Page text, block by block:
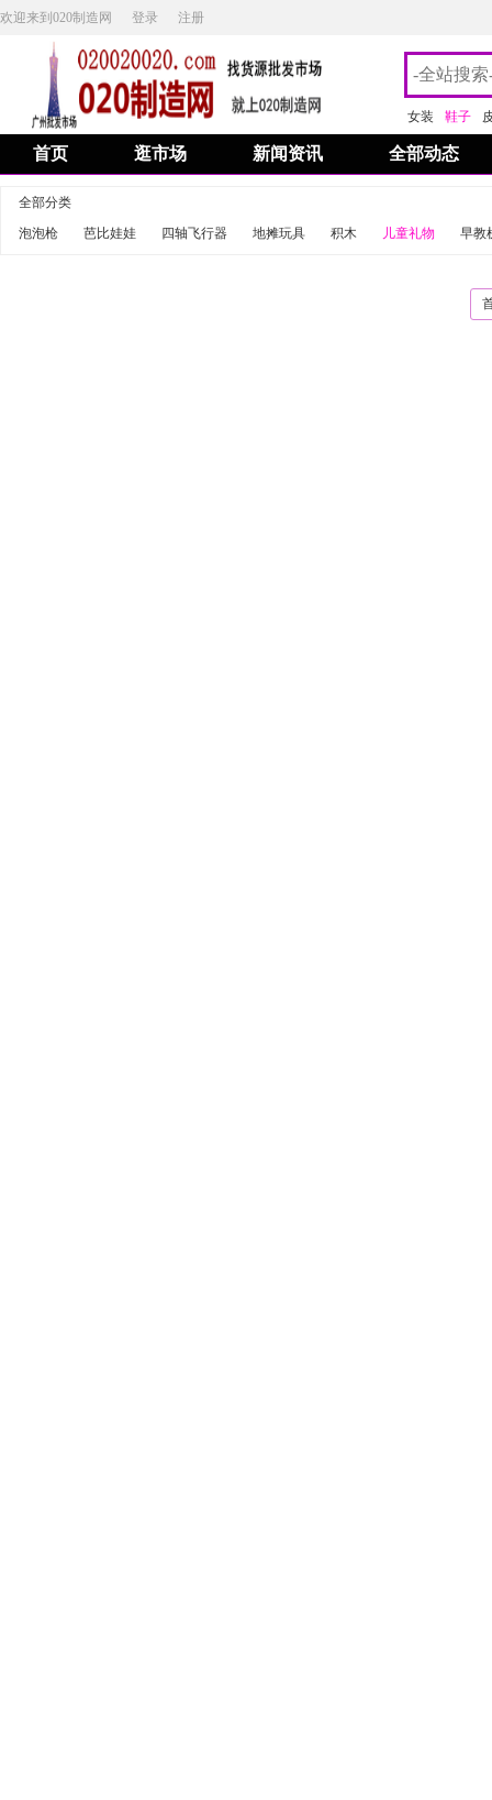
欢迎来到020制造网 登录 注册
女装 鞋子
首页 逛市场 新闻资讯 全部动态
全部分类
泡泡枪
芭比娃娃 四轴飞行器 地摊玩具 积木 儿童礼物 早教